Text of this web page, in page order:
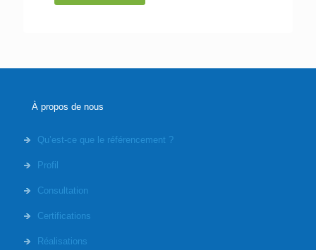
À propos de nous
Qu’est-ce que le référencement ?
Profil
Consultation
Certifications
Réalisations